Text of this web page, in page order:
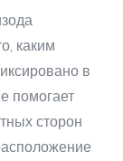
каким
в
помогает
сторон